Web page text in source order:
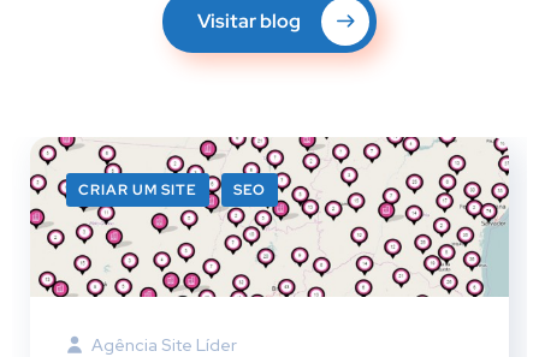
Visitar blog
CRIAR UM SITE SEO
Agência Site Líder